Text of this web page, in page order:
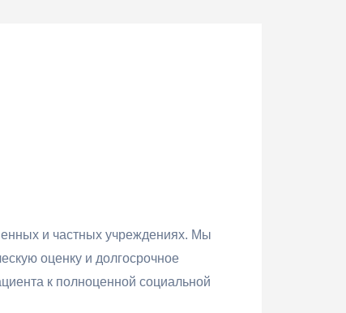
и частных учреждениях. Мы
оценку и долгосрочное
к полноценной социальной